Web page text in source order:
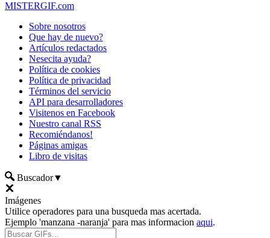
MISTERGIF.com
Sobre nosotros
Que hay de nuevo?
Artículos redactados
Nesecita ayuda?
Política de cookies
Política de privacidad
Términos del servicio
API para desarrolladores
Visitenos en Facebook
Nuestro canal RSS
Recomiéndanos!
Páginas amigas
Libro de visitas
Buscador▼
Imágenes
Utilice operadores para una busqueda mas acertada.
Ejemplo 'manzana -naranja' para mas informacion aqui.